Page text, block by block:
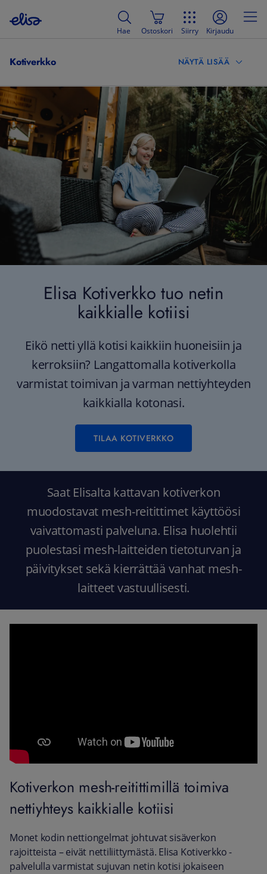
Hae Ostoskori Siirry Kirjaudu
Kotiverkko NÄYTÄ LISÄÄ
Elisa Kotiverkko tuo netin
kaikkialle kotiisi
Eikö netti yllä kotisi kaikkiin huoneisiin ja
kerroksiin? Langattomalla kotiverkolla
varmistat toimivan ja varman nettiyhteyden
kaikkialla kotonasi.
TILAA KOTIVERKKO
Saat Elisalta kattavan kotiverkon
muodostavat mesh-reitittimet käyttöösi
vaivattomasti palveluna. Elisa huolehtii
puolestasi mesh-laitteiden tietoturvan ja
päivitykset sekä kierrättää vanhat mesh-
laitteet vastuullisesti.
Kotiverkon mesh-reitittimillä toimiva
nettiyhteys kaikkialle kotiisi
Monet kodin nettiongelmat johtuvat sisäverkon
rajoitteista – eivät nettiliittymästä. Elisa Kotiverkko -
palvelulla varmistat sujuvan netin kotisi jokaiseen